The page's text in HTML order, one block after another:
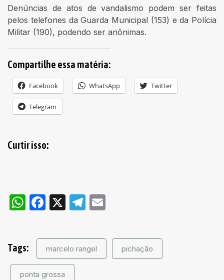
Denúncias de atos de vandalismo podem ser feitas
pelos telefones da Guarda Municipal (153) e da Polícia
Militar (190), podendo ser anônimas.
Compartilhe essa matéria:
Facebook WhatsApp Twitter
Telegram
Curtir isso:
WhatsApp
Facebook
X Telegram
Tags: marcelo rangel pichação
ponta grossa